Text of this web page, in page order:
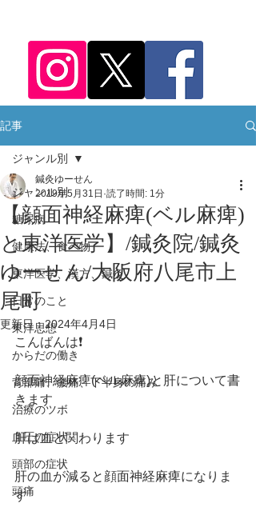
記事
ジャンル別
糖尿病
健康法、食べ物
東洋医学、漢方、鍼灸
日常のこと
東洋思想
からだの働き
背部痛、腰痛、下半身の痛み
治療のツボ
血圧の症状
頭部の症状
頭痛
ジャンル別
【顔面神経麻痺(ベル麻痺)
と東洋医学】/鍼灸院/鍼灸
ゆーせん/大阪府八尾市上
尾町
鍼灸ゆーせん
2019年5月31日 読了時間: 1分
更新日：2024年4月4日
こんばんは❗️
顔面神経麻痺(ベル麻痺)と肝について書
きます
肝は血と関わります
肝の血が減ると顔面神経麻痺になりま
す